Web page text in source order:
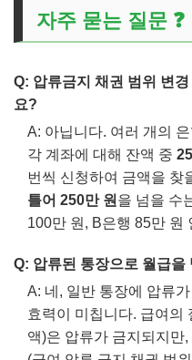
자주 묻는 질문 ❓
Q: 압류금지 채권 범위 변
요?
A: 아닙니다. 여러 개의
각 계좌에 대해 잔액 중
번씩 신청하여 금액을 찾
틀어 250만 원 을 넘을 수
100만 원, B은행 85만 원
Q: 압류된 통장으로 월급을
A: 네, 일반 통장에 압류
효력이 미칩니다. 급여의
액)은 압류가 금지되지만